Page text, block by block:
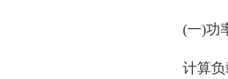
(一)功
计算负载